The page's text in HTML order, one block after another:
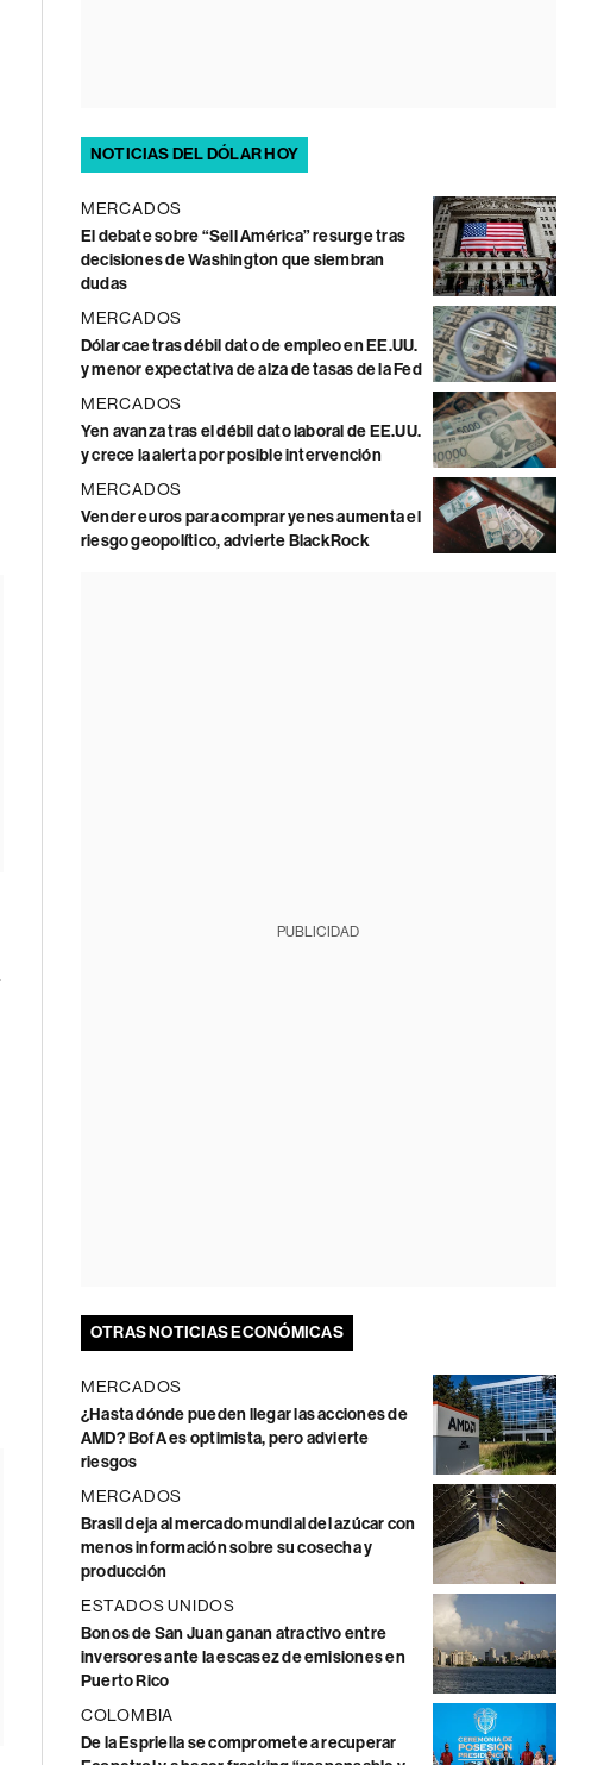
NOTICIAS DEL DÓLAR HOY
MERCADOS
El debate sobre “Sell América” resurge tras
decisiones de Washington que siembran
dudas
MERCADOS
Dólar cae tras débil dato de empleo en EE.UU.
y menor expectativa de alza de tasas de la Fed
MERCADOS
Yen avanza tras el débil dato laboral de EE.UU.
y crece la alerta por posible intervención
MERCADOS
Vender euros para comprar yenes aumenta el
riesgo geopolítico, advierte BlackRock
PUBLICIDAD
OTRAS NOTICIAS ECONÓMICAS
MERCADOS
¿Hasta dónde pueden llegar las acciones de
AMD? BofA es optimista, pero advierte
riesgos
MERCADOS
Brasil deja al mercado mundial del azúcar con
menos información sobre su cosecha y
producción
ESTADOS UNIDOS
Bonos de San Juan ganan atractivo entre
inversores ante la escasez de emisiones en
Puerto Rico
COLOMBIA
De la Espriella se compromete a recuperar